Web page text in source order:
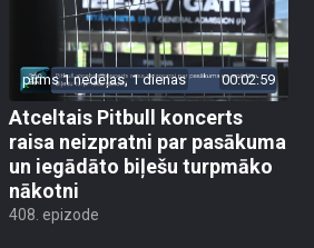
pirms 1 nedēļas, 1 dienas 00:02:59
Atceltais Pitbull koncerts
raisa neizpratni par pasākuma
un iegādāto biļešu turpmāko
nākotni
408. epizode